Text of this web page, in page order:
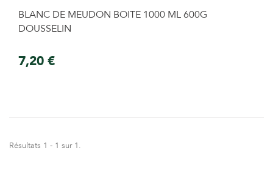
BLANC DE MEUDON BOITE 1000 ML 600G
DOUSSELIN
7,20 €
Résultats 1 - 1 sur 1.